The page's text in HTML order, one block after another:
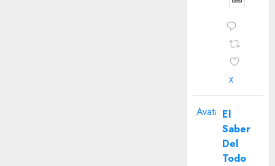
X
Avatar El
Saber
Del
Todo